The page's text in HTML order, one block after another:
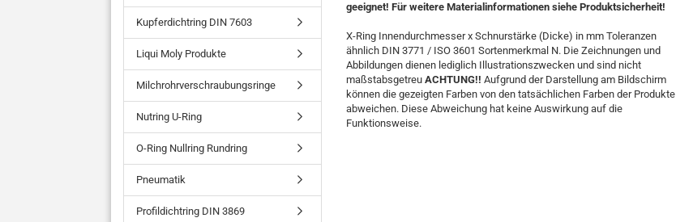
geeignet! Für weitere Materialinformationen siehe Produktsicherheit!
X-Ring Innendurchmesser x Schnurstärke (Dicke) in mm Toleranzen
ähnlich DIN 3771 / ISO 3601 Sortenmerkmal N. Die Zeichnungen und
Abbildungen dienen lediglich Illustrationszwecken und sind nicht
maßstabsgetreu ACHTUNG!! Aufgrund der Darstellung am Bildschirm
können die gezeigten Farben von den tatsächlichen Farben der Produkte
abweichen. Diese Abweichung hat keine Auswirkung auf die
Funktionsweise.
Kupferdichtring DIN 7603
Liqui Moly Produkte
Milchrohrverschraubungsringe
Nutring U-Ring
O-Ring Nullring Rundring
Pneumatik
Profildichtring DIN 3869